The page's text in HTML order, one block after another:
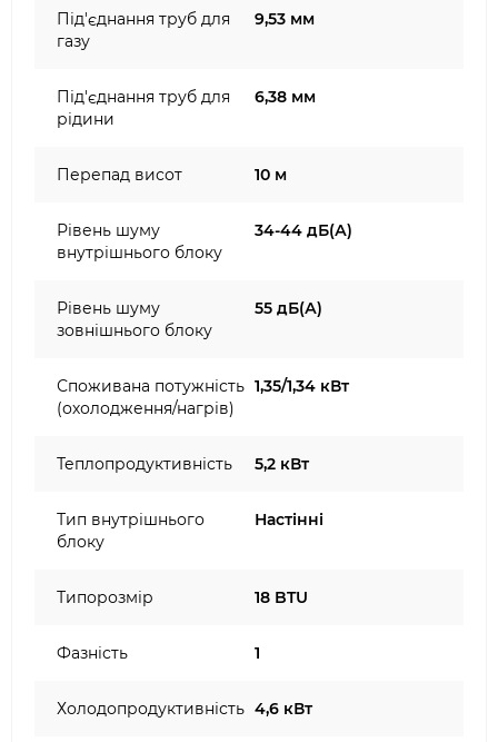
Під'єднання труб для
газу
9,53 мм
Під'єднання труб для
рідини
6,38 мм
Перепад висот 10 м
Рівень шуму
внутрішнього блоку
34-44 дБ(А)
Рівень шуму
зовнішнього блоку
55 дБ(А)
Споживана потужність
(охолодження/нагрів)
1,35/1,34 кВт
Теплопродуктивність 5,2 кВт
Тип внутрішнього
блоку
Настінні
Типорозмір 18 BTU
Фазність 1
Холодопродуктивність 4,6 кВт